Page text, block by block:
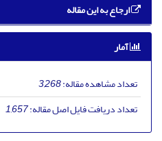
ارجاع به این مقاله
آمار
تعداد مشاهده مقاله:3,268
تعداد دریافت فایل اصل مقاله:1,657